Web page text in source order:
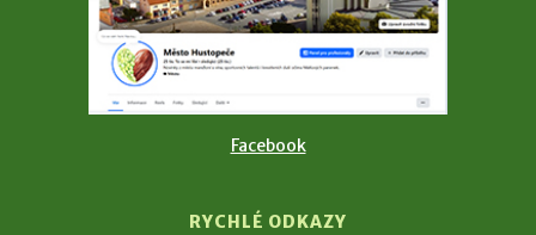
Facebook
RYCHLÉ ODKAZY